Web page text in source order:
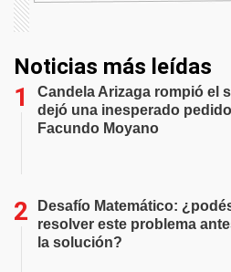
Noticias más leídas
Candela Arizaga rompió el
dejó una inesperado
Facundo Moyano
Desafío Matemático:
resolver este problema
la solución?